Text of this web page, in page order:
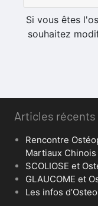
Si vous êtes
souhaitez
Articles récents
Rencontre
Martiaux Chinois
SCOLIOSE et
GLAUCOME et
Les infos